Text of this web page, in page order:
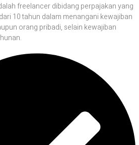
freelancer dibidang perpajakan yang
10 tahun dalam menangani kewajiban
orang pribadi, selain kewajiban